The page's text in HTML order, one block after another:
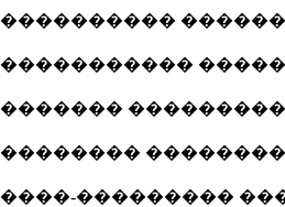
����������
�����������
�������
��������
����-���������